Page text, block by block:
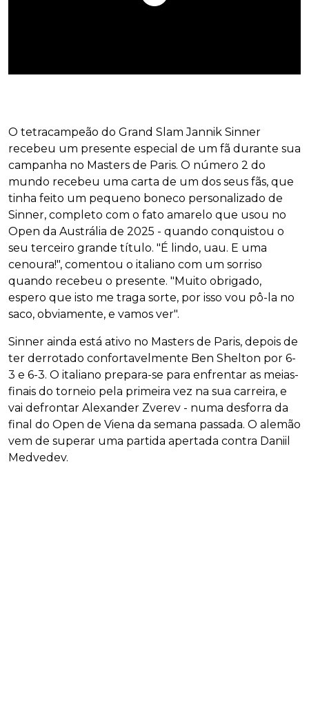
O tetracampeão do Grand Slam Jannik Sinner
recebeu um presente especial de um fã durante sua
campanha no Masters de Paris. O número 2 do
mundo recebeu uma carta de um dos seus fãs, que
tinha feito um pequeno boneco personalizado de
Sinner, completo com o fato amarelo que usou no
Open da Austrália de 2025 - quando conquistou o
seu terceiro grande título. "É lindo, uau. E uma
cenoura!", comentou o italiano com um sorriso
quando recebeu o presente. "Muito obrigado,
espero que isto me traga sorte, por isso vou pô-la no
saco, obviamente, e vamos ver".
Sinner ainda está ativo no Masters de Paris, depois de
ter derrotado confortavelmente Ben Shelton por 6-
3 e 6-3. O italiano prepara-se para enfrentar as meias-
finais do torneio pela primeira vez na sua carreira, e
vai defrontar Alexander Zverev - numa desforra da
final do Open de Viena da semana passada. O alemão
vem de superar uma partida apertada contra Daniil
Medvedev.